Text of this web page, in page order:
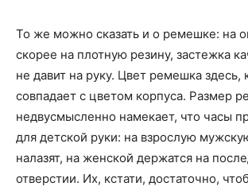
То же можно сказать и о ремешке: на
скорее на плотную резину, застежка
не давит на руку. Цвет ремешка здесь,
совпадает с цветом корпуса. Размер
недвусмысленно намекает, что часы
для детской руки: на взрослую
налазят, на женской держатся на
отверстии. Их, кстати, достаточно,